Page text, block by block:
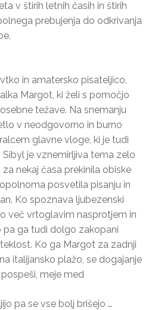
v štirih letnih časih in štirih
prebujenja do odkrivanja
in amatersko pisateljico,
Margot, ki želi s pomočjo
težave. Na snemanju
v neodgovorno in burno
glavne vloge, ki je tudi
Sibyl je vznemirljiva tema zelo
nekaj časa prekinila obiske
posvetila pisanju in
Ko spoznava ljubezenski
več vrtoglavim nasprotjem in
pa ga tudi dolgo zakopani
Ko ga Margot za zadnji
italijansko plažo, se dogajanje
meje med
pa se vse bolj brišejo …